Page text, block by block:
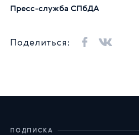
Пресс-служба СПбДА
Поделиться:
ПОДПИСКА